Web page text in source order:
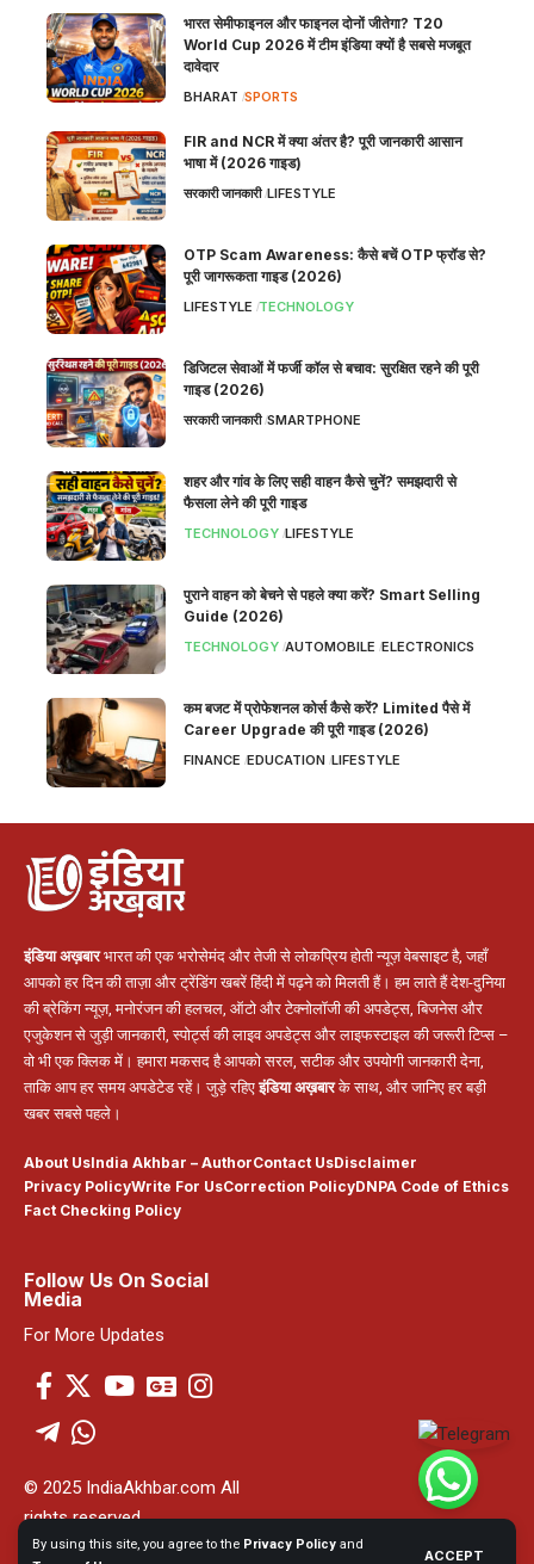
By using this site, you agree to the Privacy Policy and
ACCEPT
भारत सेमीफाइनल और फाइनल दोनों जीतेगा? T20
World Cup 2026 में टीम इंडिया क्यों है सबसे मजबूत
दावेदार
BHARAT SPORTS
FIR and NCR में क्या अंतर है? पूरी जानकारी आसान
भाषा में (2026 गाइड)
सरकारी जानकारी LIFESTYLE
OTP Scam Awareness: कैसे बचें OTP फ्रॉड से?
पूरी जागरूकता गाइड (2026)
LIFESTYLE TECHNOLOGY
डिजिटल सेवाओं में फर्जी कॉल से बचाव: सुरक्षित रहने की पूरी
गाइड (2026)
सरकारी जानकारी SMARTPHONE
शहर और गांव के लिए सही वाहन कैसे चुनें? समझदारी से
फैसला लेने की पूरी गाइड
TECHNOLOGY LIFESTYLE
पुराने वाहन को बेचने से पहले क्या करें? Smart Selling
Guide (2026)
TECHNOLOGY AUTOMOBILE ELECTRONICS
कम बजट में प्रोफेशनल कोर्स कैसे करें? Limited पैसे में
Career Upgrade की पूरी गाइड (2026)
FINANCE EDUCATION LIFESTYLE
इंडिया अख़बारभारत की एक भरोसेमंद और तेजी से लोकप्रिय होती न्यूज़ वेबसाइट है, जहाँ
आपको हर दिन की ताज़ा और ट्रेंडिंग खबरें हिंदी में पढ़ने को मिलती हैं। हम लाते हैं देश-दुनिया
की ब्रेकिंग न्यूज़, मनोरंजन की हलचल, ऑटो और टेक्नोलॉजी की अपडेट्स, बिजनेस और
एजुकेशन से जुड़ी जानकारी, स्पोर्ट्स की लाइव अपडेट्स और लाइफस्टाइल की जरूरी टिप्स –
वो भी एक क्लिक में। हमारा मकसद है आपको सरल, सटीक और उपयोगी जानकारी देना,
ताकि आप हर समय अपडेटेड रहें। जुड़े रहिएइंडिया अख़बारके साथ, और जानिए हर बड़ी
खबर सबसे पहले।
About UsIndia Akhbar – AuthorContact UsDisclaimer
Privacy PolicyWrite For UsCorrection PolicyDNPA Code of Ethics
Fact Checking Policy
Follow Us On Social
Media
For More Updates
© 2025 IndiaAkhbar.com All
rights reserved